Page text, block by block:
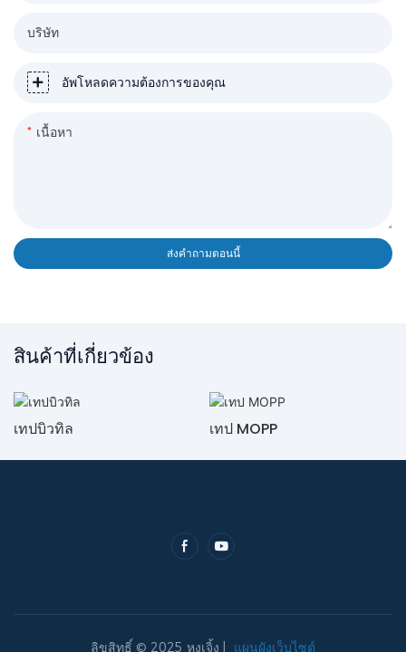
บริษัท
อัพโหลดความต้องการของคุณ
เนื้อหา
ส่งคำถามตอนนี้
สินค้าที่เกี่ยวข้อง
เทปบิวทิล เทป MOPP
ลิขสิทธิ์ © 2025 หงเจิ้ง | แผนผังเว็บไซต์